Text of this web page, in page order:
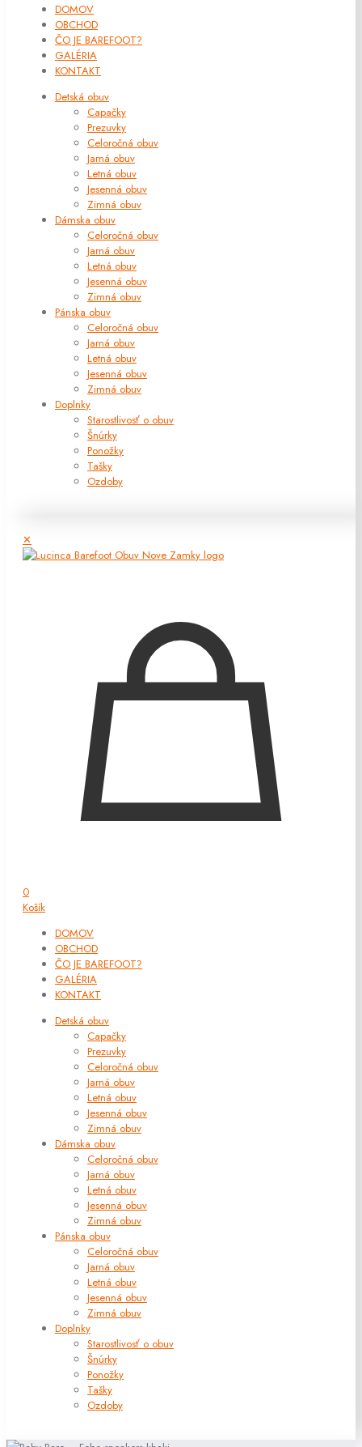
DOMOV
OBCHOD
ČO JE BAREFOOT?
GALÉRIA
KONTAKT
Detská obuv
Capačky
Prezuvky
Celoročná obuv
Jarná obuv
Letná obuv
Jesenná obuv
Zimná obuv
Dámska obuv
Celoročná obuv
Jarná obuv
Letná obuv
Jesenná obuv
Zimná obuv
Pánska obuv
Celoročná obuv
Jarná obuv
Letná obuv
Jesenná obuv
Zimná obuv
Doplnky
Starostlivosť o obuv
Šnúrky
Ponožky
Tašky
Ozdoby
✕
0
Košík
DOMOV
OBCHOD
ČO JE BAREFOOT?
GALÉRIA
KONTAKT
Detská obuv
Capačky
Prezuvky
Celoročná obuv
Jarná obuv
Letná obuv
Jesenná obuv
Zimná obuv
Dámska obuv
Celoročná obuv
Jarná obuv
Letná obuv
Jesenná obuv
Zimná obuv
Pánska obuv
Celoročná obuv
Jarná obuv
Letná obuv
Jesenná obuv
Zimná obuv
Doplnky
Starostlivosť o obuv
Šnúrky
Ponožky
Tašky
Ozdoby